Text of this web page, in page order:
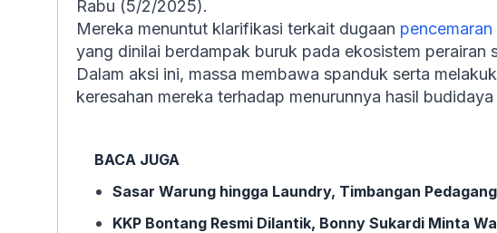
Rabu (5/2/2025).
Mereka menuntut klarifikasi terkait dugaan
yang dinilai berdampak buruk pada ekosistem perairan
Dalam aksi ini, massa membawa spanduk serta
keresahan mereka terhadap menurunnya hasil
BACA JUGA
Sasar Warung hingga Laundry, Timbangan
KKP Bontang Resmi Dilantik, Bonny Sukardi Minta